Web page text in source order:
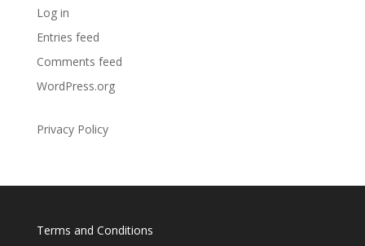
Log in
Entries feed
Comments feed
WordPress.org
Privacy Policy
Terms and Conditions